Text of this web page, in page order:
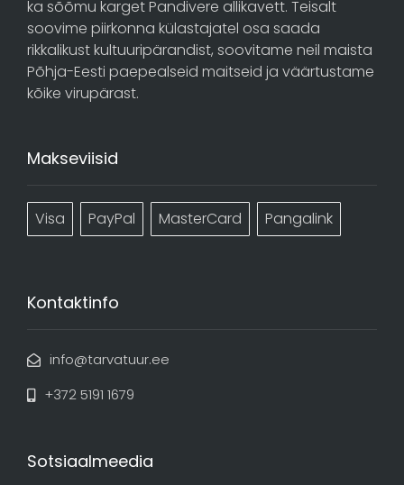
ka sõõmu karget Pandivere allikavett. Teisalt
soovime piirkonna külastajatel osa saada
rikkalikust kultuuripärandist, soovitame neil maista
Põhja-Eesti paepealseid maitseid ja väärtustame
kõike virupärast.
Makseviisid
Visa PayPal MasterCard Pangalink
Kontaktinfo
info@tarvatuur.ee
+372 5191 1679
Sotsiaalmeedia